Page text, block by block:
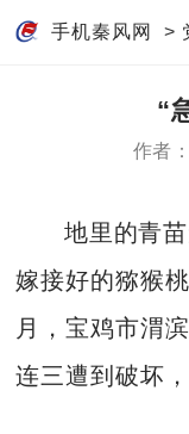
手机秦风网 >
“
作者
地里的青
嫁接好的猕猴
月，宝鸡市渭
连三遭到破坏